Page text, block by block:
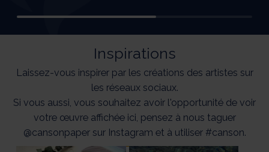
Inspirations
Laissez-vous inspirer par les créations des artistes sur
les réseaux sociaux.
Si vous aussi, vous souhaitez avoir l'opportunité de voir
votre œuvre affichée ici, pensez à nous taguer
@cansonpaper sur Instagram et à utiliser #canson.